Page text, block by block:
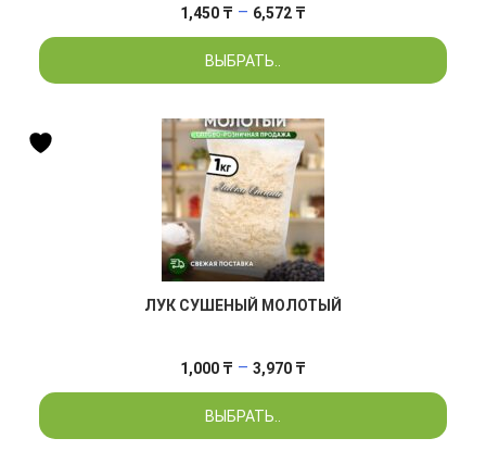
1,450 ₸ – 6,572 ₸
цен:
–
6,572 ₸
ВЫБРАТЬ..
ЛУК СУШЕНЫЙ МОЛОТЫЙ
1,000 ₸ – 3,970 ₸
цен:
–
ВЫБРАТЬ..